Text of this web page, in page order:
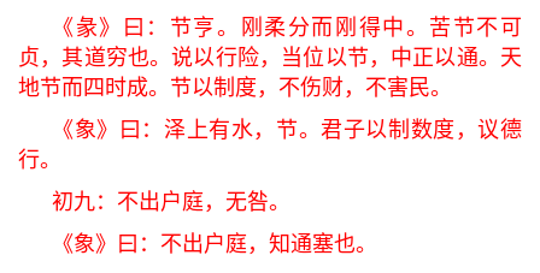
《彖》曰：节亨。刚柔分而刚得中。苦节不可
贞，其道穷也。说以行险，当位以节，中正以通。天
地节而四时成。节以制度，不伤财，不害民。
《象》曰：泽上有水，节。君子以制数度，议德
行。
初九：不出户庭，无咎。
《象》曰：不出户庭，知通塞也。